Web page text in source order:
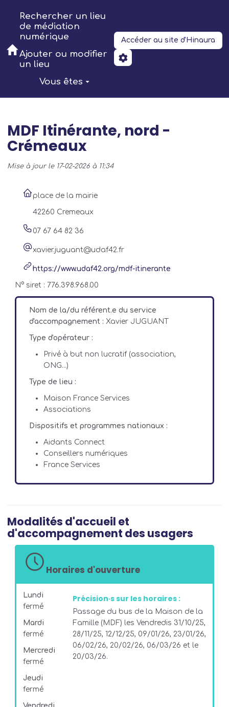
Aller au contenu principal
Rechercher un lieu
de médiation
numérique
Ajouter ou modifier
un lieu
Vous êtes
Accéder au site d'Hinaura
MDF Itinérante, nord -
Crémeaux
Mise à jour le 17-02-2026 à 11:34
place de la mairie
42260 Cremeaux
07 67 64 82 36
xavier.juguant@udaf42.fr
https://www.udaf42.org/mdf-itinerante
N° siret : 776.398.968.00
Nom de la/du référent.e du service
d'accompagnement : Xavier JUGUANT
Type d'opérateur :
Privé à but non lucratif (association,
ONG...)
Type de lieu :
Maison France Services
Associations
Dispositifs et programmes nationaux :
Aidants Connect
Conseillers numériques
France Services
Modalités d'accueil et
d'accompagnement des usagers
Horaires d'ouverture
Lundi
fermé
Mardi
fermé
Mercredi
fermé
Jeudi
fermé
Précision·s sur les horaires :
Passage du bus de la Maison de la
Famille (MDF) les Vendredis 31/10/25,
28/11/25, 12/12/25, 09/01/26, 23/01/26,
06/02/26, 20/02/26, 06/03/26 et le
20/03/26.